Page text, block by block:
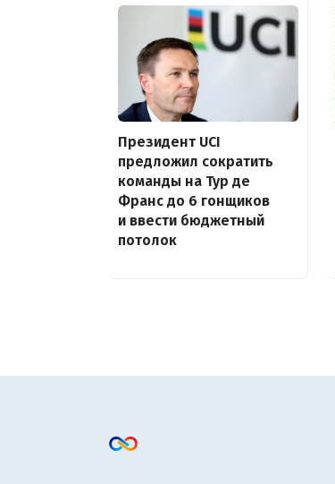
Президент UCI
предложил сократить
команды на Тур де
Франс до 6 гонщиков
и ввести бюджетный
потолок